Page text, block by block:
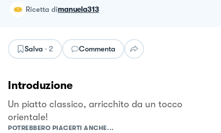
ricetta dimanuela313
Salva · 2 Commenta
Introduzione
Un piatto classico, arricchito da un tocco
orientale!
POTREBBERO PIACERTI ANCHE...